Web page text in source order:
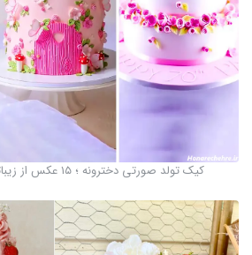
کیک تولد صورتی دخترونه ؛ ۱۵ عکس از زیباترین و جدیدترین ...